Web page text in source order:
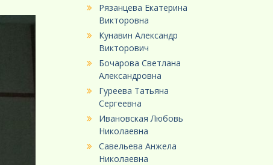
Рязанцева Екатерина
Викторовна
Кунавин Александр
Викторович
Бочарова Светлана
Александровна
Гуреева Татьяна
Сергеевна
Ивановская Любовь
Николаевна
Савельева Анжела
Николаевна